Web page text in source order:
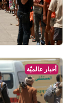
أخبار عالميّة